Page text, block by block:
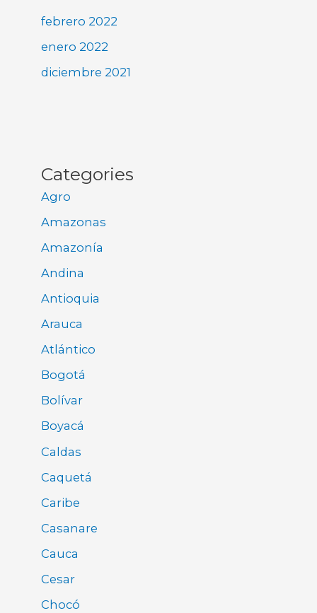
febrero 2022
enero 2022
diciembre 2021
Categories
Agro
Amazonas
Amazonía
Andina
Antioquia
Arauca
Atlántico
Bogotá
Bolívar
Boyacá
Caldas
Caquetá
Caribe
Casanare
Cauca
Cesar
Chocó